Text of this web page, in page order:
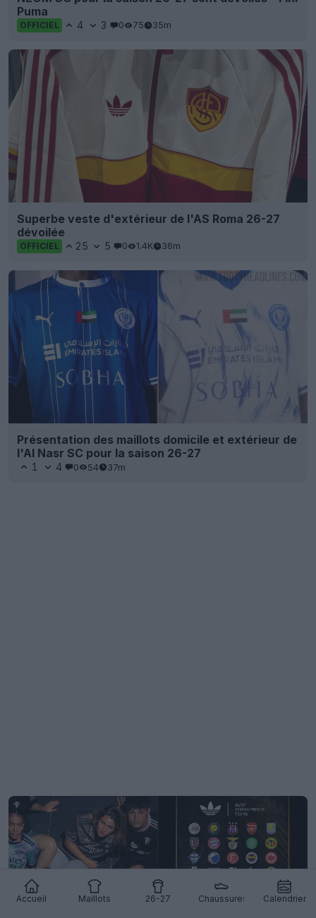
Accueil Maillots 26-27 Chaussures Calendrier
Puma
OFFICIEL 4 3 0 75 35m
Superbe veste d'extérieur de l'AS Roma 26-27
dévoilée
OFFICIEL 25 5 0 1.4K 36m
Présentation des maillots domicile et extérieur de
l'Al Nasr SC pour la saison 26-27
1 4 0 54 37m